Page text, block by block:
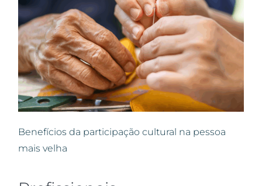
Benefícios da participação cultural na pessoa
mais velha